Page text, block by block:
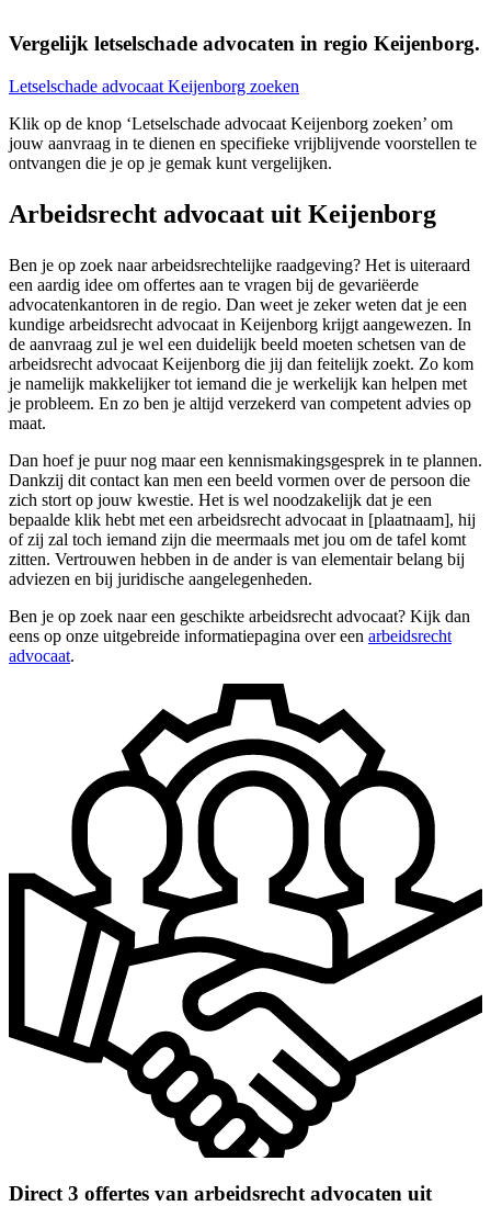
Vergelijk letselschade advocaten in regio Keijenborg.
Letselschade advocaat Keijenborg zoeken
Klik op de knop ‘Letselschade advocaat Keijenborg zoeken’ om
jouw aanvraag in te dienen en specifieke vrijblijvende voorstellen te
ontvangen die je op je gemak kunt vergelijken.
Arbeidsrecht advocaat uit Keijenborg
Ben je op zoek naar arbeidsrechtelijke raadgeving? Het is uiteraard
een aardig idee om offertes aan te vragen bij de gevariëerde
advocatenkantoren in de regio. Dan weet je zeker weten dat je een
kundige arbeidsrecht advocaat in Keijenborg krijgt aangewezen. In
de aanvraag zul je wel een duidelijk beeld moeten schetsen van de
arbeidsrecht advocaat Keijenborg die jij dan feitelijk zoekt. Zo kom
je namelijk makkelijker tot iemand die je werkelijk kan helpen met
je probleem. En zo ben je altijd verzekerd van competent advies op
maat.
Dan hoef je puur nog maar een kennismakingsgesprek in te plannen.
Dankzij dit contact kan men een beeld vormen over de persoon die
zich stort op jouw kwestie. Het is wel noodzakelijk dat je een
bepaalde klik hebt met een arbeidsrecht advocaat in [plaatnaam], hij
of zij zal toch iemand zijn die meermaals met jou om de tafel komt
zitten. Vertrouwen hebben in de ander is van elementair belang bij
adviezen en bij juridische aangelegenheden.
Ben je op zoek naar een geschikte arbeidsrecht advocaat? Kijk dan
eens op onze uitgebreide informatiepagina over een arbeidsrecht
advocaat.
Direct 3 offertes van arbeidsrecht advocaten uit